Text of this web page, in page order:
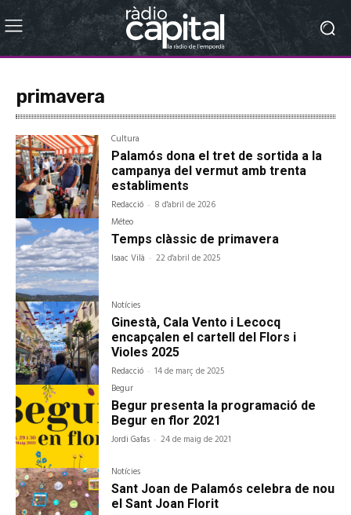
primavera
Cultura
Palamós dona el tret de sortida a la
campanya del vermut amb trenta
establiments
Redacció - 8 d'abril de 2026
Méteo
Temps clàssic de primavera
Isaac Vilà - 22 d'abril de 2025
Notícies
Ginestà, Cala Vento i Lecocq
encapçalen el cartell del Flors i
Violes 2025
Redacció - 14 de març de 2025
Begur
Begur presenta la programació de
Begur en flor 2021
Jordi Gafas - 24 de maig de 2021
Notícies
Sant Joan de Palamós celebra de nou
el Sant Joan Florit